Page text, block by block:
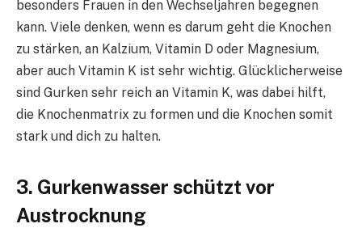
besonders Frauen in den Wechseljahren begegnen
kann. Viele denken, wenn es darum geht die Knochen
zu stärken, an Kalzium, Vitamin D oder Magnesium,
aber auch Vitamin K ist sehr wichtig. Glücklicherweise
sind Gurken sehr reich an Vitamin K, was dabei hilft,
die Knochenmatrix zu formen und die Knochen somit
stark und dich zu halten.
3. Gurkenwasser schützt vor
Austrocknung